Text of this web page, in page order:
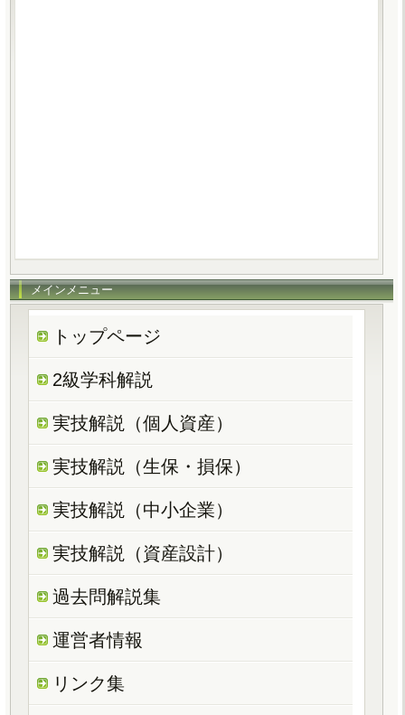
メインメニュー
トップページ
2級学科解説
実技解説（個人資産）
実技解説（生保・損保）
実技解説（中小企業）
実技解説（資産設計）
過去問解説集
運営者情報
リンク集